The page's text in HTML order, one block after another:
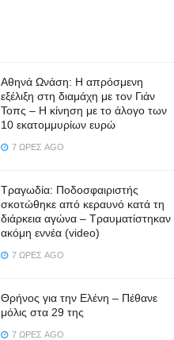
Αθηνά Ωνάση: Η απρόσμενη
εξέλιξη στη διαμάχη με τον Γιάν
Τοπς – Η κίνηση με το άλογο των
10 εκατομμυρίων ευρώ
7 ΏΡΕΣ AGO
Τραγωδία: Ποδοσφαιριστής
σκοτώθηκε από κεραυνό κατά τη
διάρκεια αγώνα – Τραυματίστηκαν
ακόμη εννέα (video)
7 ΏΡΕΣ AGO
Θρήνος για την Ελένη – Πέθανε
μόλις στα 29 της
7 ΏΡΕΣ AGO